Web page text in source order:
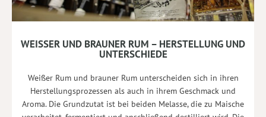
WEISSER UND BRAUNER RUM – HERSTELLUNG UND U
NTERSCHIEDE
Weißer Rum und brauner Rum unterscheiden sich in ihren
Herstellungsprozessen als auch in ihrem Geschmack und
Aroma. Die Grundzutat ist bei beiden Melasse, die zu Maische